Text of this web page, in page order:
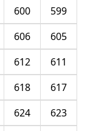
599
600
605
606
611
612
617
618
623
624